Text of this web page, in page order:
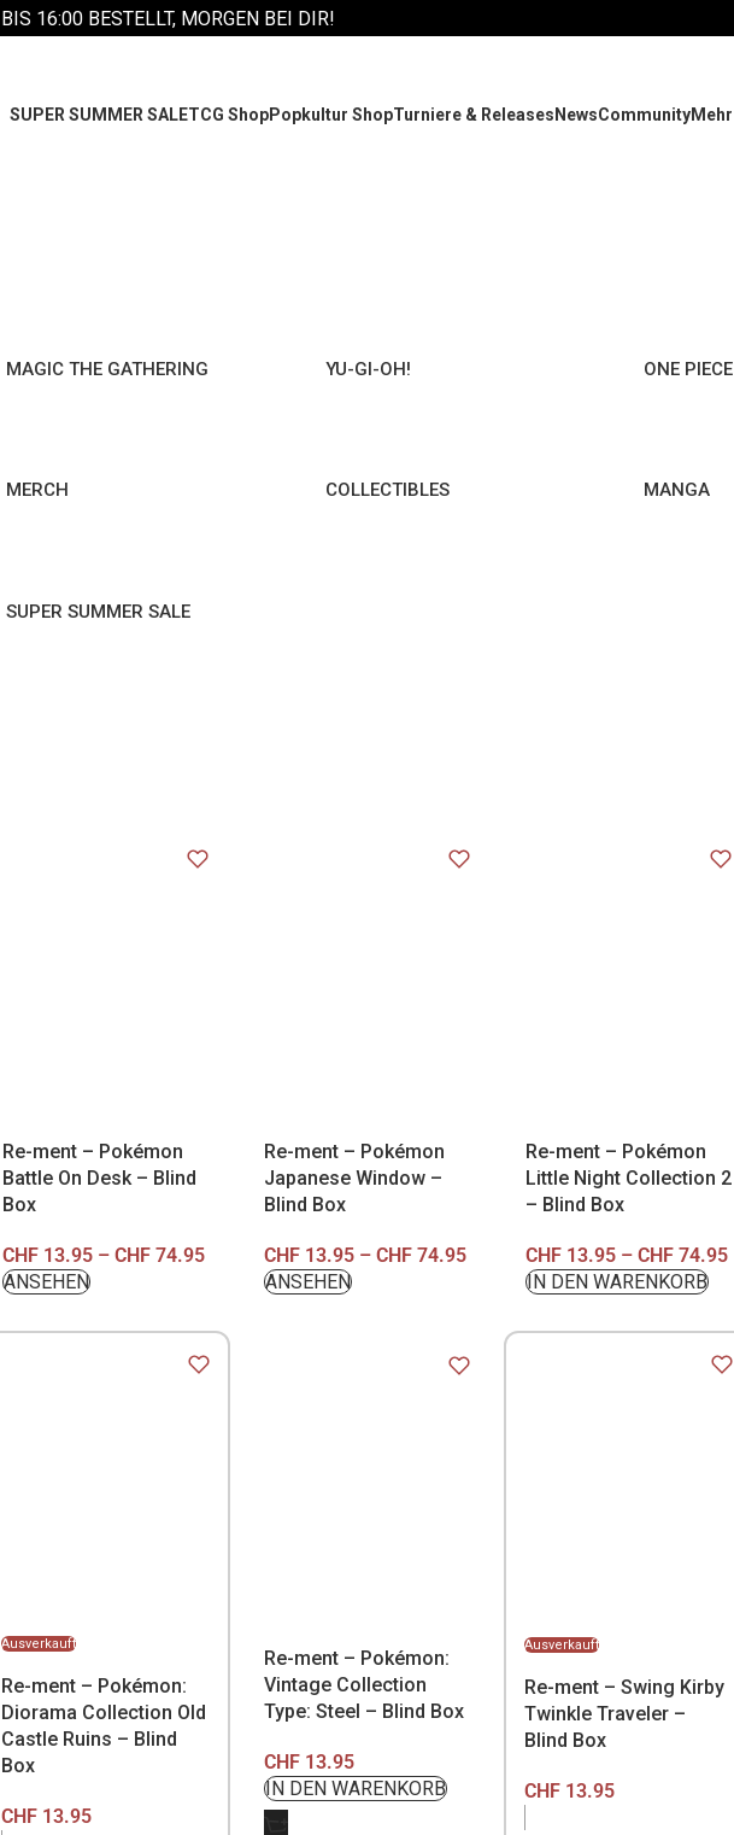
BIS 16:00 BESTELLT, MORGEN BEI DIR!
SUPER SUMMER SALETCG ShopPopkultur ShopTurniere & ReleasesNewsCommunityMehr
MAGIC THE GATHERING YU-GI-OH! ONE PIECE
MERCH COLLECTIBLES MANGA
SUPER SUMMER SALE
Re-ment – Pokémon
Battle On Desk – Blind
Box
CHF13.95 – CHF74.95
Re-ment – Pokémon
Japanese Window –
Blind Box
CHF13.95 – CHF74.95
Re-ment – Pokémon
Little Night Collection 2
– Blind Box
CHF13.95 – CHF74.95
Ausverkauft
Re-ment – Pokémon:
Diorama Collection Old
Castle Ruins – Blind
Box
CHF13.95
Re-ment – Pokémon:
Vintage Collection
Type: Steel – Blind Box
CHF13.95
Ausverkauft
Re-ment – Swing Kirby
Twinkle Traveler –
Blind Box
CHF13.95